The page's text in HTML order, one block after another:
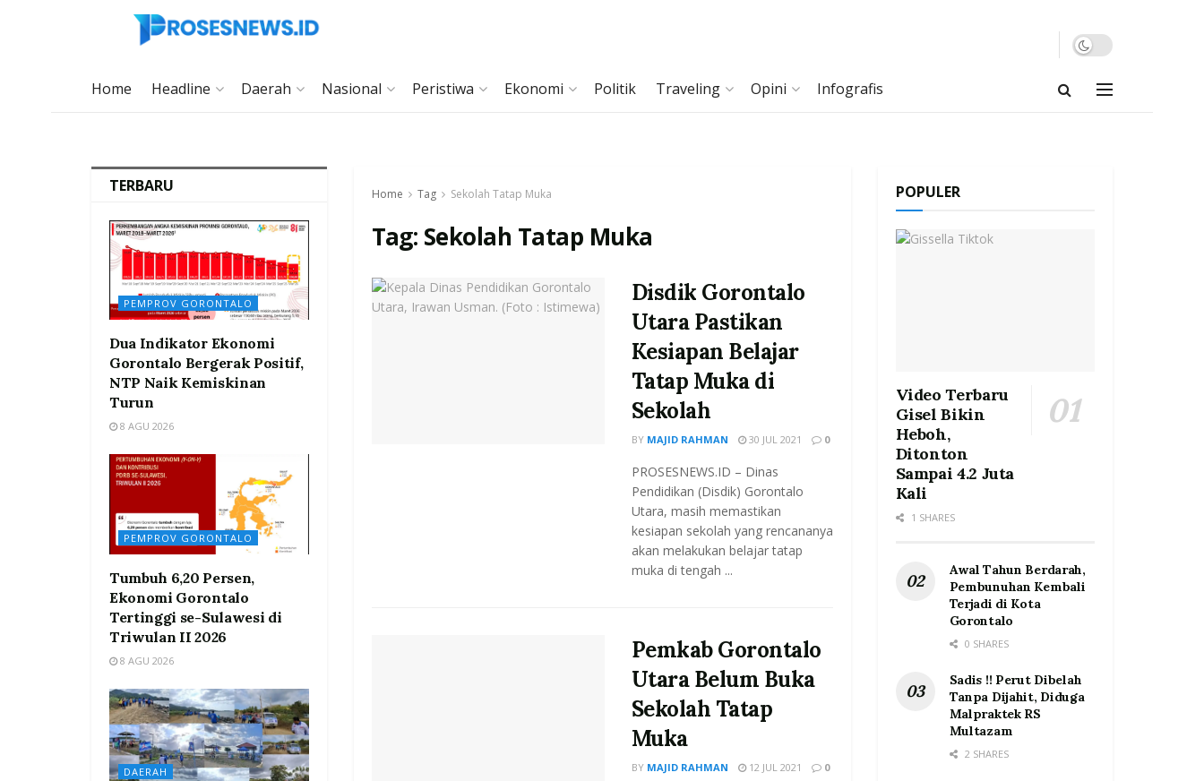
Home Headline Daerah Nasional Peristiwa Ekonomi Politik Traveling Opini Infografis
Home Tag Sekolah Tatap Muka
Tag: Sekolah Tatap Muka
Disdik Gorontalo
Utara Pastikan
Kesiapan Belajar
Tatap Muka di
Sekolah
BY MAJID RAHMAN 30 JUL 2021 0
PROSESNEWS.ID – Dinas
Pendidikan (Disdik) Gorontalo
Utara, masih memastikan
kesiapan sekolah yang rencananya
akan melakukan belajar tatap
muka di tengah ...
Pemkab Gorontalo
Utara Belum Buka
Sekolah Tatap
Muka
BY MAJID RAHMAN 12 JUL 2021 0
TERBARU
PEMPROV GORONTALO
Dua Indikator Ekonomi
Gorontalo Bergerak Positif,
NTP Naik Kemiskinan
Turun
8 AGU 2026
PEMPROV GORONTALO
Tumbuh 6,20 Persen,
Ekonomi Gorontalo
Tertinggi se-Sulawesi di
Triwulan II 2026
8 AGU 2026
DAERAH
POPULER
Video Terbaru
Gisel Bikin
Heboh,
Ditonton
Sampai 4.2 Juta
Kali
1 SHARES
Awal Tahun Berdarah,
Pembunuhan Kembali
Terjadi di Kota
Gorontalo
0 SHARES
Sadis !! Perut Dibelah
Tanpa Dijahit, Diduga
Malpraktek RS
Multazam
2 SHARES